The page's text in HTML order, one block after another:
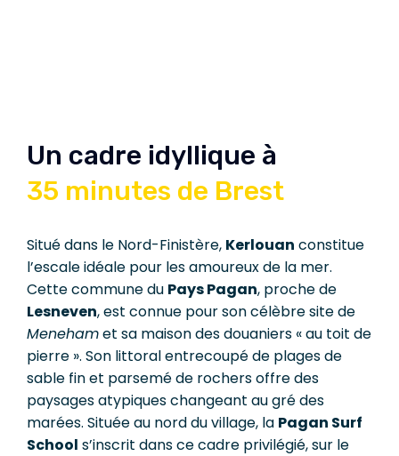
Un cadre idyllique à
35 minutes de Brest
Situé dans le Nord-Finistère, Kerlouan constitue
l’escale idéale pour les amoureux de la mer.
Cette commune du Pays Pagan, proche de
Lesneven, est connue pour son célèbre site de
Menehamet sa maison des douaniers « au toit de
pierre ». Son littoral entrecoupé de plages de
sable fin et parsemé de rochers offre des
paysages atypiques changeant au gré des
marées. Située au nord du village, la Pagan Surf
School s’inscrit dans ce cadre privilégié, sur le